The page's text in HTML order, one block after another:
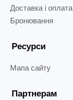
Доставка і оплата
Бронювання
Ресурси
Мапа сайту
Партнерам